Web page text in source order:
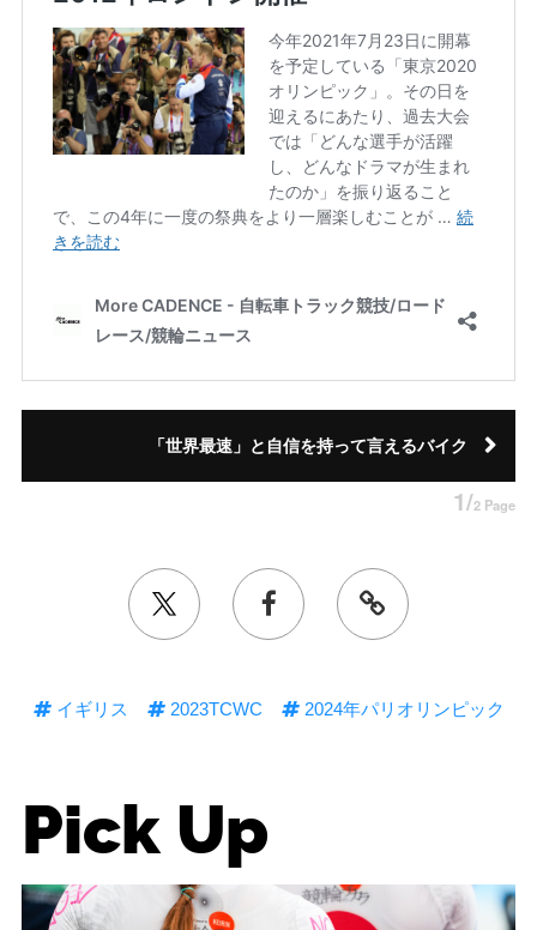
「世界最速」と自信を持って言えるバイク
1/2 Page
イギリス 2023TCWC 2024年パリオリンピック
Pick Up